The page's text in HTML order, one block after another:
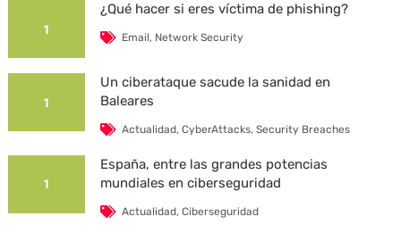
1
¿Qué hacer si eres víctima de phishing?
Email, Network Security
1
Un ciberataque sacude la sanidad en
Baleares
Actualidad,CyberAttacks,Security Breaches
1
España, entre las grandes potencias
mundiales en ciberseguridad
Actualidad,Ciberseguridad